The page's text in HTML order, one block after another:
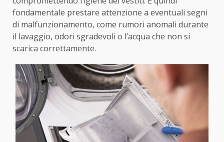
fondamentale prestare attenzione a eventuali segni
di malfunzionamento, come rumori anomali durante
il lavaggio, odori sgradevoli o l’acqua che non si
scarica correttamente.